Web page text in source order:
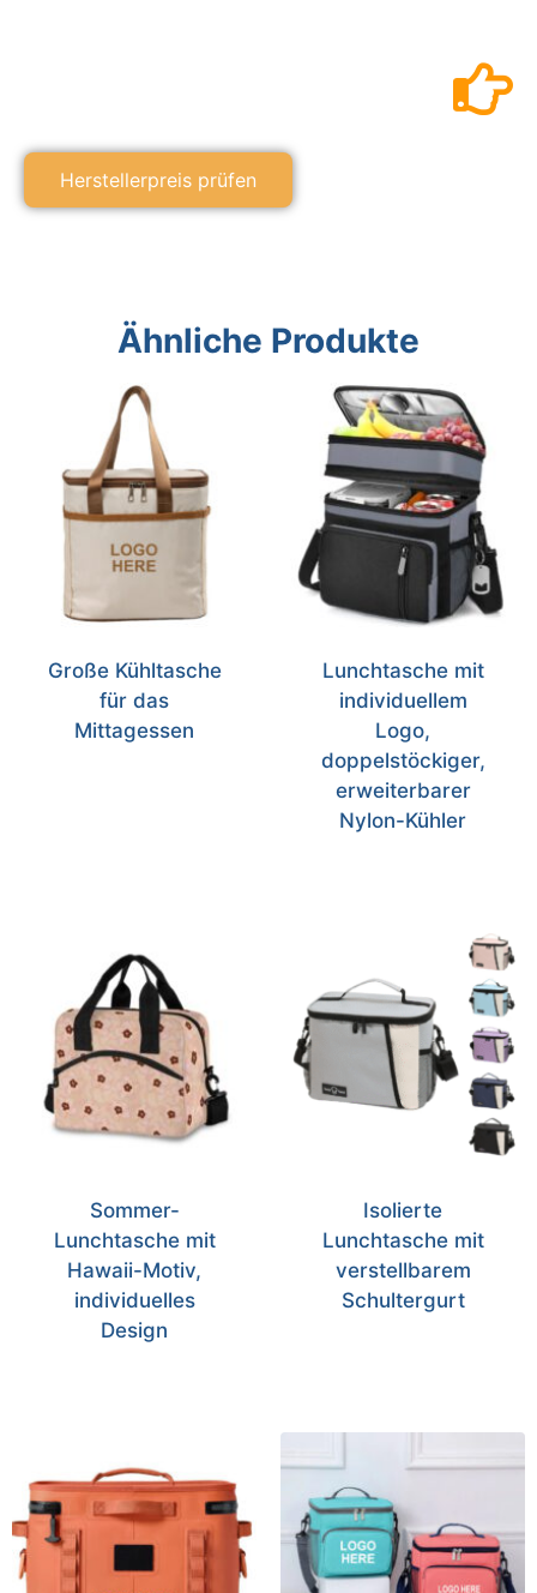
Herstellerpreis prüfen
Ähnliche Produkte
Große Kühltasche
für das
Mittagessen
Lunchtasche mit
individuellem
Logo,
doppelstöckiger,
erweiterbarer
Nylon-Kühler
Sommer-
Lunchtasche mit
Hawaii-Motiv,
individuelles
Design
Isolierte
Lunchtasche mit
verstellbarem
Schultergurt